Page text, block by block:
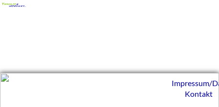
Impressum/
Kontakt